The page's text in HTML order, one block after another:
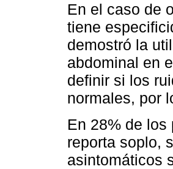
En el caso de
tiene
demostró la
abdominal en
definir si los
normales, por
En 28% de
reporta soplo,
asintomáticos